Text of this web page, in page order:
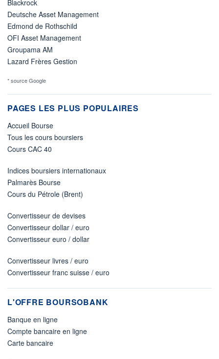
Blackrock
Deutsche Asset Management
Edmond de Rothschild
OFI Asset Management
Groupama AM
Lazard Frères Gestion
* source Google
PAGES LES PLUS POPULAIRES
Accueil Bourse
Tous les cours boursiers
Cours CAC 40
Indices boursiers internationaux
Palmarès Bourse
Cours du Pétrole (Brent)
Convertisseur de devises
Convertisseur dollar / euro
Convertisseur euro / dollar
Convertisseur livres / euro
Convertisseur franc suisse / euro
L'OFFRE BOURSOBANK
Banque en ligne
Compte bancaire en ligne
Carte bancaire